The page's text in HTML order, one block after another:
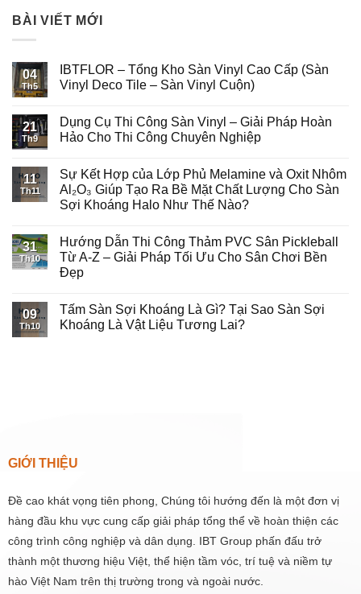
BÀI VIẾT MỚI
04
Th5
IBTFLOR – Tổng Kho Sàn Vinyl Cao Cấp (Sàn
Vinyl Deco Tile – Sàn Vinyl Cuộn)
21
Th9
Dụng Cụ Thi Công Sàn Vinyl – Giải Pháp Hoàn
Hảo Cho Thi Công Chuyên Nghiệp
11
Th11
Sự Kết Hợp của Lớp Phủ Melamine và Oxit Nhôm
Al₂O₃ Giúp Tạo Ra Bề Mặt Chất Lượng Cho Sàn
Sợi Khoáng Halo Như Thế Nào?
31
Th10
Hướng Dẫn Thi Công Thảm PVC Sân Pickleball
Từ A-Z – Giải Pháp Tối Ưu Cho Sân Chơi Bền
Đẹp
09
Th10
Tấm Sàn Sợi Khoáng Là Gì? Tại Sao Sàn Sợi
Khoáng Là Vật Liệu Tương Lai?
GIỚI THIỆU
Đề cao khát vọng tiên phong, Chúng tôi hướng đến là một đơn vị
hàng đầu khu vực cung cấp giải pháp tổng thể về hoàn thiện các
công trình công nghiệp và dân dụng. IBT Group phấn đấu trở
thành một thương hiệu Việt, thể hiện tầm vóc, trí tuệ và niềm tự
hào Việt Nam trên thị trường trong và ngoài nước.